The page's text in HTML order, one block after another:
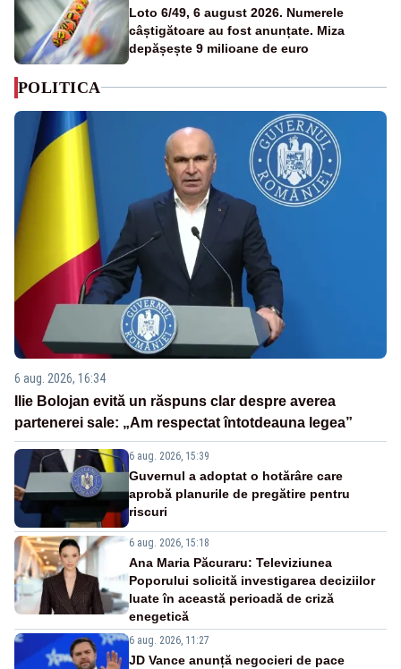
Loto 6/49, 6 august 2026. Numerele
câștigătoare au fost anunțate. Miza
depășește 9 milioane de euro
POLITICA
6 aug. 2026, 16:34
Ilie Bolojan evită un răspuns clar despre averea
partenerei sale: „Am respectat întotdeauna legea”
6 aug. 2026, 15:39
Guvernul a adoptat o hotărâre care
aprobă planurile de pregătire pentru
riscuri
6 aug. 2026, 15:18
Ana Maria Păcuraru: Televiziunea
Poporului solicită investigarea deciziilor
luate în această perioadă de criză
enegetică
6 aug. 2026, 11:27
JD Vance anunță negocieri de pace